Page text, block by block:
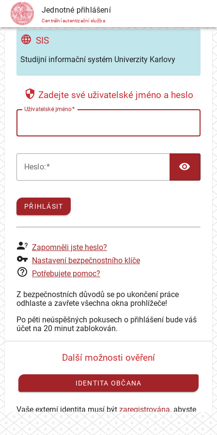
CAS Jednotné přihlášení
Centrální autentizační služba
SIS
Studijní informační systém Univerzity Karlovy
Zadejte své uživatelské jméno a heslo
Uživatelské jméno
Heslo:
PŘIHLÁSIT
Zapomněli jste heslo?
Nastavení bezpečnostního klíče
Potřebujete pomoc?
Z bezpečnostních důvodů se po ukončení práce
odhlaste a zavřete všechna okna prohlížeče!
Po pěti neúspěšných pokusech o přihlášení bude váš
účet na 20 minut zablokován.
Další možnosti ověření
IDENTITA OBČANA
Vaše externí identita musí být zaregistrována, abyste
se mohli přihlásit ke svému CAS účtu.